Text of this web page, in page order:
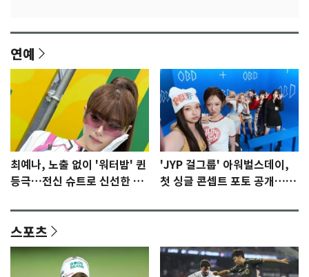
연예
최예나, 노출 없이 '워터밤' 퀸
등극…전신 슈트로 신선한 충
'JYP 걸그룹' 아워벌스데이,
첫 싱글 콘셉트 포토 공개…청
스포츠